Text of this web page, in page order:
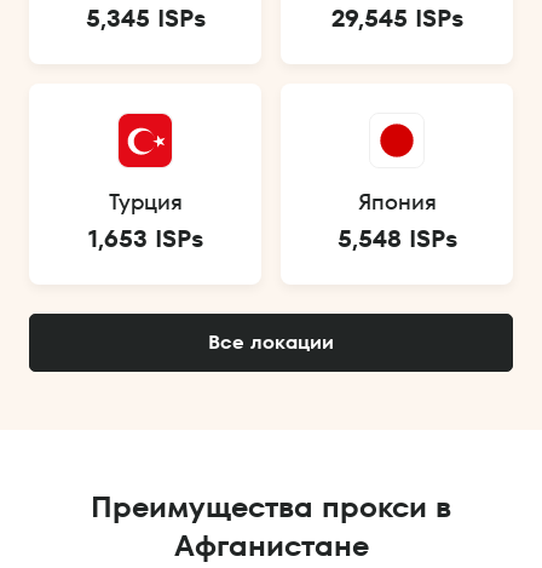
5,345 ISPs 29,545 ISPs
Турция
1,653 ISPs
Япония
5,548 ISPs
Все локации
Преимущества прокси в
Афганистане